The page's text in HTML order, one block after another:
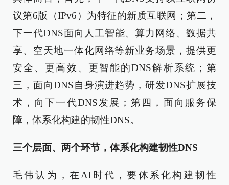
议第6版（IPv6）为特征的新质互联网；第二，
下一代DNS面向人工智能、算力网络、数据共
享、空天地一体化网络等新业务场景，提供更
安全、更高效、更智能的DNS解析系统；第
三，面向DNS自身演进趋势，研发DNS扩展技
术，向下一代DNS发展；第四，面向服务保
障，体系化构建的韧性DNS。
三个层面、两个环节，体系化构建韧性DNS
毛伟认为，在AI时代，要体系化构建韧性